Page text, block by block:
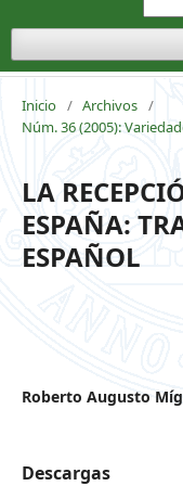
Inicio / Archivos /
Núm. 36 (2005):
LA
ESPAÑA:
ESPAÑOL
Roberto Augusto
Descargas